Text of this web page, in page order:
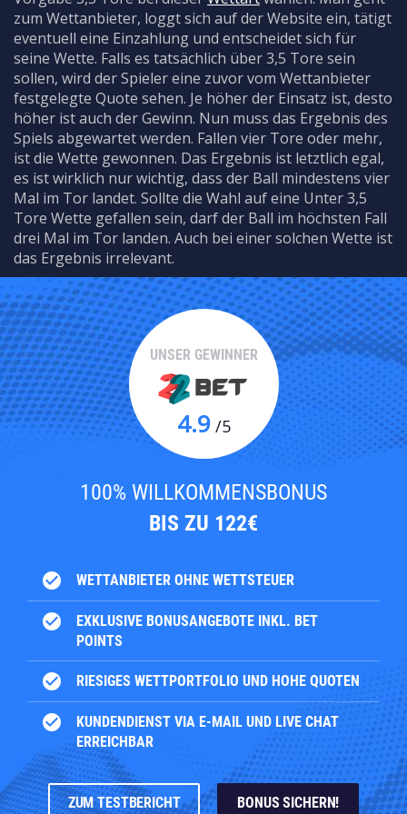
zum Wettanbieter, loggt sich auf der Website ein, tätigt
eventuell eine Einzahlung und entscheidet sich für
seine Wette. Falls es tatsächlich über 3,5 Tore sein
sollen, wird der Spieler eine zuvor vom Wettanbieter
festgelegte Quote sehen. Je höher der Einsatz ist, desto
höher ist auch der Gewinn. Nun muss das Ergebnis des
Spiels abgewartet werden. Fallen vier Tore oder mehr,
ist die Wette gewonnen. Das Ergebnis ist letztlich egal,
es ist wirklich nur wichtig, dass der Ball mindestens vier
Mal im Tor landet. Sollte die Wahl auf eine Unter 3,5
Tore Wette gefallen sein, darf der Ball im höchsten Fall
drei Mal im Tor landen. Auch bei einer solchen Wette ist
das Ergebnis irrelevant.
UNSER GEWINNER
4.9/5
100% WILLKOMMENSBONUS
BIS ZU 122€
check_circle WETTANBIETER OHNE WETTSTEUER
check_circle
EXKLUSIVE BONUSANGEBOTE INKL. BET
POINTS
check_circle RIESIGES WETTPORTFOLIO UND HOHE QUOTEN
check_circle
KUNDENDIENST VIA E-MAIL UND LIVE CHAT
ERREICHBAR
ZUM TESTBERICHT BONUS SICHERN!